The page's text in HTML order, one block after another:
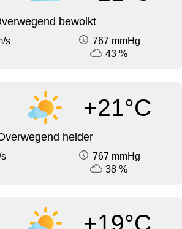
bewolkt
s
767 mmHg
43 %
+21°C
helder
767 mmHg
38 %
+19°C